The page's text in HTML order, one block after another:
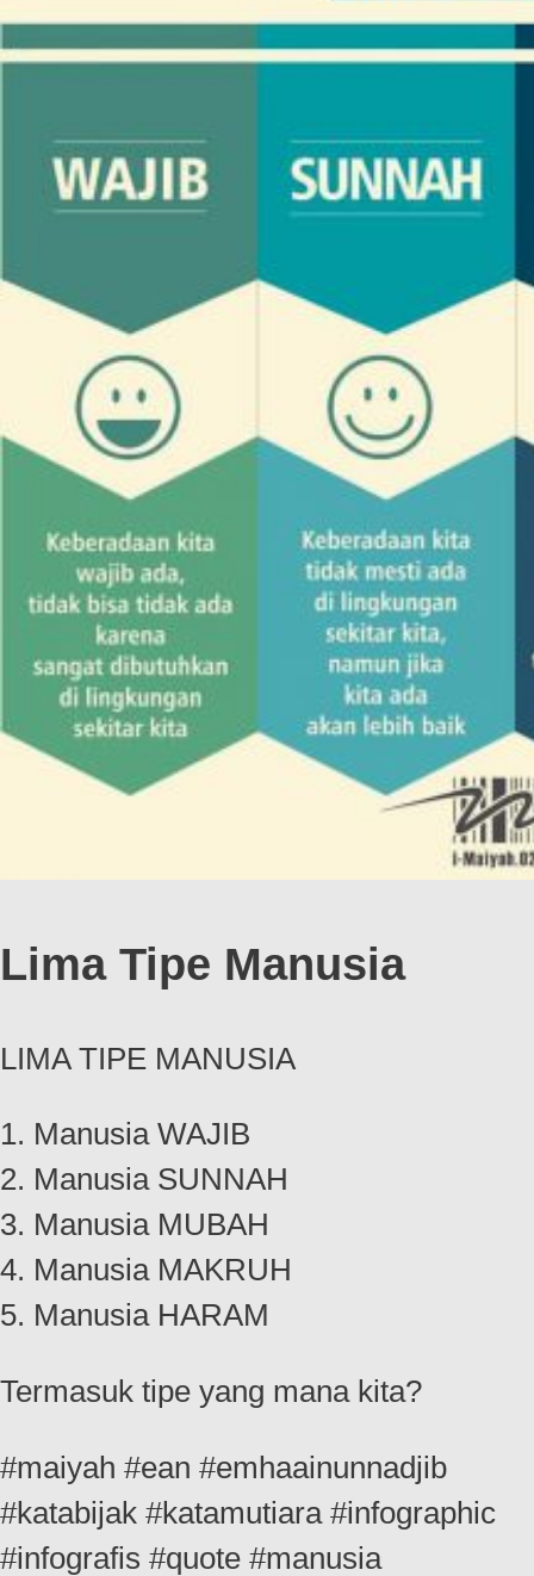
Lima Tipe Manusia
LIMA TIPE MANUSIA
1. Manusia WAJIB
2. Manusia SUNNAH
3. Manusia MUBAH
4. Manusia MAKRUH
5. Manusia HARAM
Termasuk tipe yang mana kita?
#maiyah #ean #emhaainunnadjib
#katabijak #katamutiara #infographic
#infografis #quote #manusia